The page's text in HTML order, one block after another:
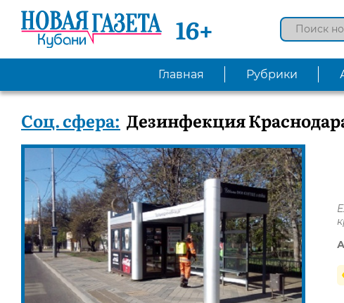
16+
Главная Рубрики
Соц. сфера: Дезинфекция